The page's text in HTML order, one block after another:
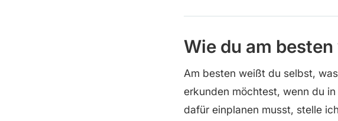
Wie du am
Am besten weißt du selbst,
erkunden möchtest, wenn du
dafür einplanen musst, stelle